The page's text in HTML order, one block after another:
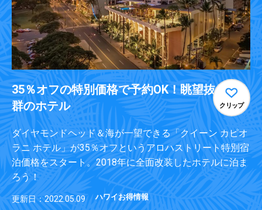
35％オフの特別価格で予約OK！眺望抜
群のホテル
クリップ
ダイヤモンドヘッド＆海が一望できる「クイーン カピオ
ラニ ホテル」が35％オフというアロハストリート特別宿
泊価格をスタート。2018年に全面改装したホテルに泊ま
ろう！
更新日：2022.05.09 ハワイお得情報